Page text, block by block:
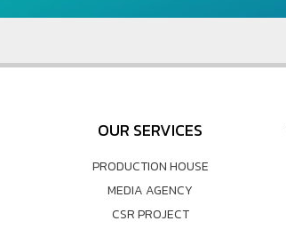
OUR SERVICES
PRODUCTION HOUSE
MEDIA AGENCY
CSR PROJECT